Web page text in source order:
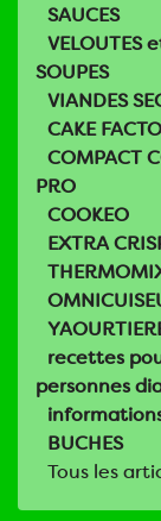
SAUCES
VELOUTES
SOUPES
VIANDES
CAKE
COMPACT
PRO
COOKEO
EXTRA
recettes
personnes
BUCHES
Tous les